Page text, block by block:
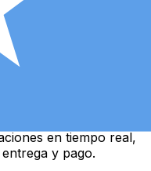
en tiempo real,
y pago.